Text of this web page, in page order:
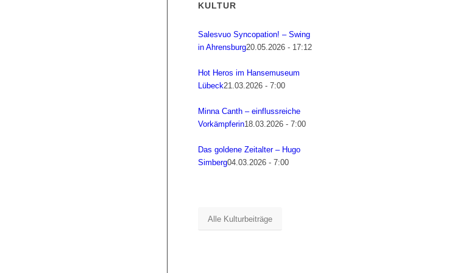
KULTUR
Salesvuo Syncopation! – Swing
in Ahrensburg20.05.2026 - 17:12
Hot Heros im Hansemuseum
Lübeck21.03.2026 - 7:00
Minna Canth – einflussreiche
Vorkämpferin18.03.2026 - 7:00
Das goldene Zeitalter – Hugo
Simberg04.03.2026 - 7:00
Alle Kulturbeiträge